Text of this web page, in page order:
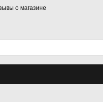
о магазине